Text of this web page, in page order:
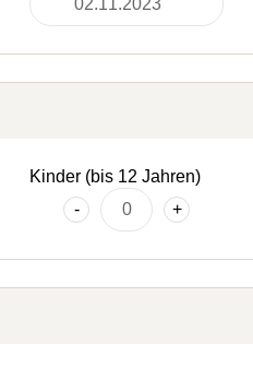
Kinder (bis 12 Jahren)
-
+